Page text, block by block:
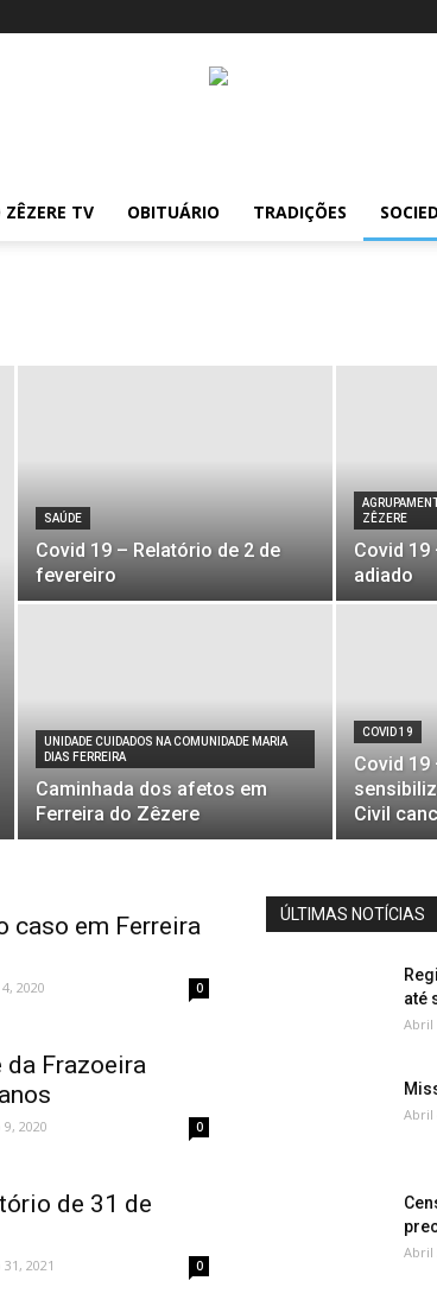
ZÊZERE TV OBITUÁRIO TRADIÇÕES
SAÚDE
Covid 19 – Relatório de 2 de
fevereiro
ZÊZERE
Covid 19
adiado
UNIDADE CUIDADOS NA COMUNIDADE MARIA
DIAS FERREIRA
Caminhada dos afetos em
Ferreira do Zêzere
COVID 19
Covid 19
Civil
caso em Ferreira
2020 0
da Frazoeira
2020 0
de 31 de
2021 0
ÚLTIMAS NOTÍCIAS
até
Abril
Abril
Abril